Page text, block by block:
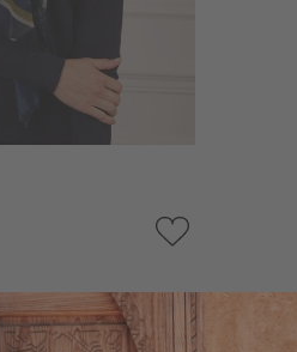
MA
LISTE
D’ENVIE